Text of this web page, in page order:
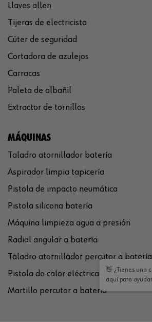
Llaves allen
Tijeras de electricista
Cúter de seguridad
Cortadora de azulejos
Carracas
Paleta de albañil
Extractor de tornillos
MÁQUINAS
Taladro atornillador batería
Aspirador limpia tapicería
Pistola de impacto neumática
Pistola silicona batería
Máquina limpieza agua a presión
Radial angular a batería
Taladro atornillador percutor a batería
Pistola de calor eléctrica
Martillo percutor a batería
👋 ¿Tienes una
aquí para